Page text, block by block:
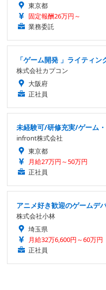
東京都
固定報酬26万円～
業務委託
「ゲーム開発 」ライティン
株式会社カプコン
大阪府
正社員
未経験可/研修充実/ゲーム
infront株式会社
東京都
月給27万円～50万円
正社員
アニメ好き歓迎のゲームデ
株式会社小林
埼玉県
月給32万6,600円～60万円
正社員